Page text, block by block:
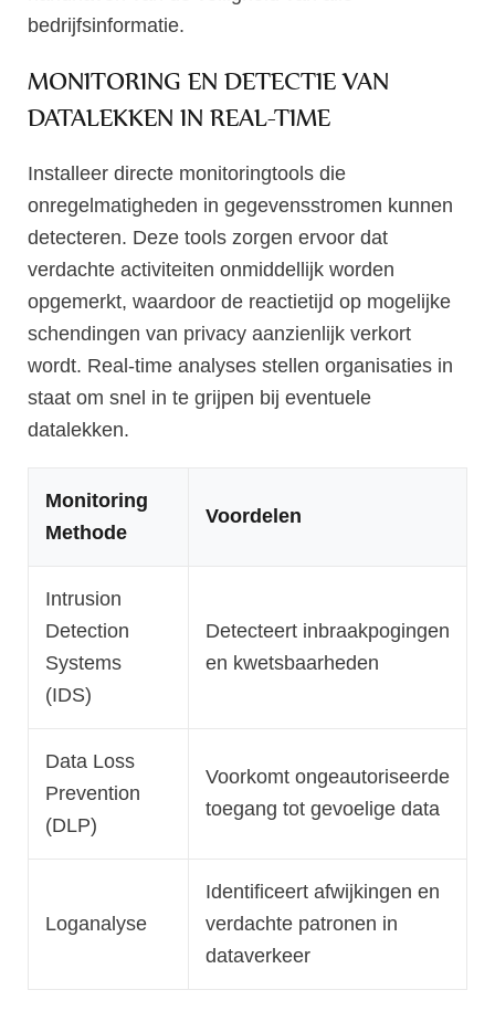
bedrijfsinformatie.
MONITORING EN DETECTIE VAN
DATALEKKEN IN REAL-TIME
Installeer directe monitoringtools die
onregelmatigheden in gegevensstromen kunnen
detecteren. Deze tools zorgen ervoor dat
verdachte activiteiten onmiddellijk worden
opgemerkt, waardoor de reactietijd op mogelijke
schendingen van privacy aanzienlijk verkort
wordt. Real-time analyses stellen organisaties in
staat om snel in te grijpen bij eventuele
datalekken.
Monitoring
Methode
Voordelen
Intrusion
Detection
Systems
(IDS)
Detecteert inbraakpogingen
en kwetsbaarheden
Data Loss
Prevention
(DLP)
Voorkomt ongeautoriseerde
toegang tot gevoelige data
Loganalyse
Identificeert afwijkingen en
verdachte patronen in
dataverkeer